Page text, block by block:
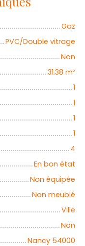
Gaz
PVC/Double vitrage
Non
31.38 m²
1
1
1
1
4
En bon état
Non équipée
Non meublé
Ville
Non
Nancy 54000